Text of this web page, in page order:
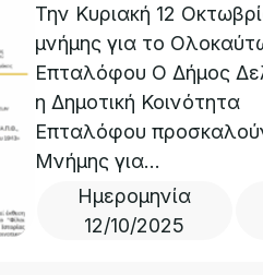
Την Κυριακή 12
μνήμης για το
Επταλόφου Ο Δήμος
η Δημοτική Κοινότητα
Επταλόφου
Μνήμης για...
Ημερομηνία
12/10/2025